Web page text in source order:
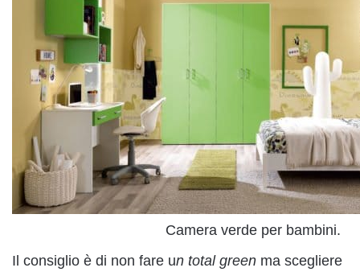
Camera verde per bambini.
Il consiglio è di non fare un total green ma scegliere